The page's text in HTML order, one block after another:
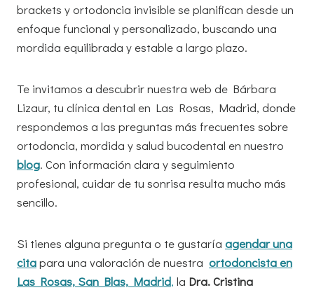
brackets y ortodoncia invisible se planifican desde un
enfoque funcional y personalizado, buscando una
mordida equilibrada y estable a largo plazo.
Te invitamos a descubrir nuestra web de Bárbara
Lizaur, tu clínica dental en Las Rosas, Madrid, donde
respondemos a las preguntas más frecuentes sobre
ortodoncia, mordida y salud bucodental en nuestro
blog. Con información clara y seguimiento
profesional, cuidar de tu sonrisa resulta mucho más
sencillo.
Si tienes alguna pregunta o te gustaría agendar una
citapara una valoración de nuestra ortodoncista en
Las Rosas, San Blas, Madrid, la Dra. Cristina